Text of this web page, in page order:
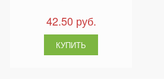
42.50 руб.